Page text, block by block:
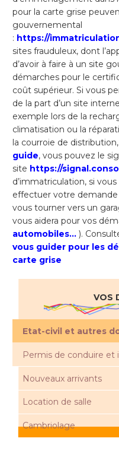
pour la carte grise
gouvernemental
: https://
sites frauduleux, dont
d’avoir à faire à un site
démarches pour le
coût supérieur. Si vous
de la part d’un site
exemple lors de la
climatisation ou la
la courroie de
guide, vous pouvez le
site https://
d’immatriculation, si
effectuer votre
vous tourner vers un
vous aidera pour vos
automobiles… ).
vous guider pour les
carte grise
VOS
Etat-civil et autres
Permis de conduire et
Nouveaux arrivants
Location de salle
Cambriolage